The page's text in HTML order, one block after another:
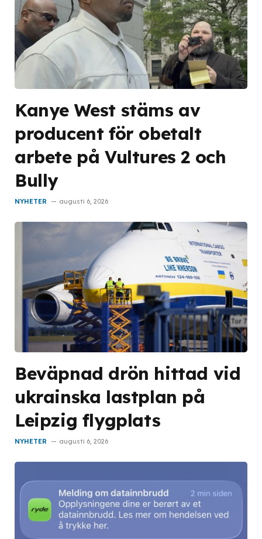
Kanye West stäms av
producent för obetalt
arbete på Vultures 2 och
Bully
NYHETER augusti 6, 2026
Beväpnad drön hittad vid
ukrainska lastplan på
Leipzig flygplats
NYHETER augusti 6, 2026